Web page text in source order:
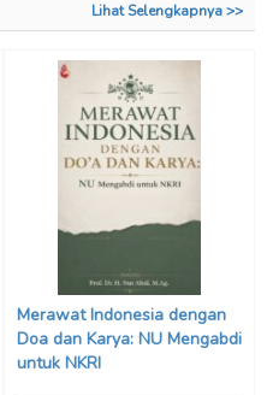
Lihat Selengkapnya >>
Merawat Indonesia dengan
Doa dan Karya: NU Mengabdi
untuk NKRI